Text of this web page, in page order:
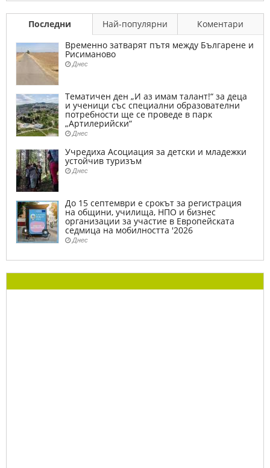
Последни Най-популярни
Коментари
Временно затварят пътя между Българене и
Рисиманово
Днес
Тематичен ден „И аз имам талант!“ за деца
и ученици със специални образователни
потребности ще се проведе в парк
„Артилерийски“
Днес
Учредиха Асоциация за детски и младежки
устойчив туризъм
Днес
До 15 септември е срокът за регистрация
на общини, училища, НПО и бизнес
организации за участие в Европейската
седмица на мобилността '2026
Днес